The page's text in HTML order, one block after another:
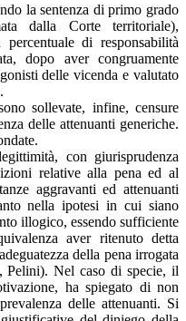
la sentenza di primo grado
dalla Corte territoriale),
di responsabilità
dopo aver congruamente
delle vicenda e valutato
sollevate, infine, censure
delle attenuanti generiche.
con giurisprudenza
relative alla pena ed al
aggravanti ed attenuanti
nella ipotesi in cui siano
illogico, essendo sufficiente
aver ritenuto detta
della pena irrogata
Pelini). Nel caso di specie, il
ha spiegato di non
delle attenuanti. Si